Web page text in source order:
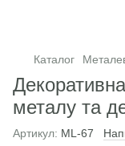
Каталог
металу та
Артикул: ML-67